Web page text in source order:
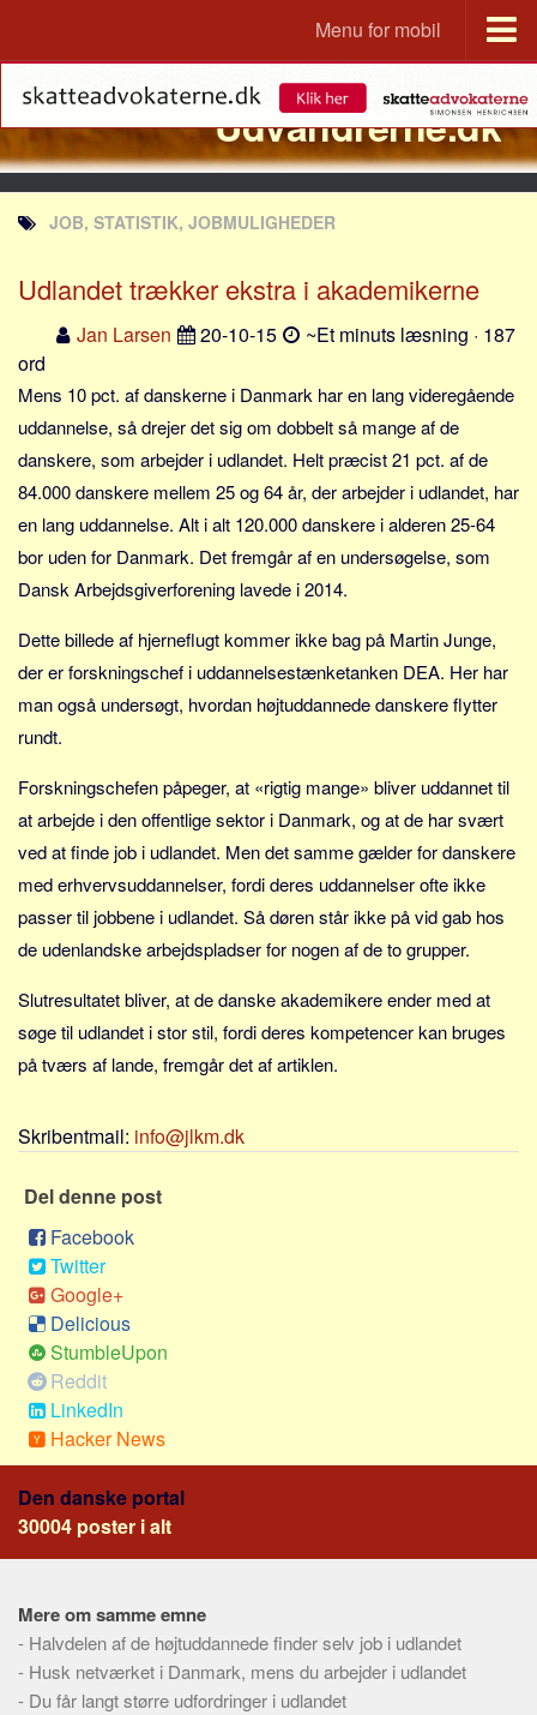
Menu for mobil
Portal
Udvandrerne.dk
Utvandrerne.no
Utvandrarna.se
Tyskland.dk
England.dk
JLKM.dk
Lande
Tyrkiet
Spanien
Sverige
Norge
Grækenland
USA
Nøgleord
Bolig
Job
Virksomhed
Pension og opsparing
Forbrug
Social sikring og sundhed
Alle
Aspekter
Køb og salg
Økonomi
Jura og regler
Skatter og afgifter
Statistik
Praktisk
Alle
Meta
Skribenter
Personer
Steder
Udvandrerne.dk
JOB, STATISTIK, JOBMULIGHEDER
Udlandet trækker ekstra i akademikerne
Jan Larsen 20-10-15
~Et minuts læsning · 187
ord
Mens 10 pct. af danskerne i Danmark har en lang videregående
uddannelse, så drejer det sig om dobbelt så mange af de
danskere, som arbejder i udlandet. Helt præcist 21 pct. af de
84.000 danskere mellem 25 og 64 år, der arbejder i udlandet, har
en lang uddannelse. Alt i alt 120.000 danskere i alderen 25-64
bor uden for Danmark. Det fremgår af en undersøgelse, som
Dansk Arbejdsgiverforening lavede i 2014.
Dette billede af hjerneflugt kommer ikke bag på Martin Junge,
der er forskningschef i uddannelsestænketanken DEA. Her har
man også undersøgt, hvordan højtuddannede danskere flytter
rundt.
Forskningschefen påpeger, at «rigtig mange» bliver uddannet til
at arbejde i den offentlige sektor i Danmark, og at de har svært
ved at finde job i udlandet. Men det samme gælder for danskere
med erhvervsuddannelser, fordi deres uddannelser ofte ikke
passer til jobbene i udlandet. Så døren står ikke på vid gab hos
de udenlandske arbejdspladser for nogen af de to grupper.
Slutresultatet bliver, at de danske akademikere ender med at
søge til udlandet i stor stil, fordi deres kompetencer kan bruges
på tværs af lande, fremgår det af artiklen.
Skribentmail: info@jlkm.dk
Del denne post
Facebook
Twitter
Google+
Delicious
StumbleUpon
Reddit
LinkedIn
Hacker News
Den danske portal
30004 poster i alt
Mere om samme emne
- Halvdelen af de højtuddannede finder selv job i udlandet
- Husk netværket i Danmark, mens du arbejder i udlandet
- Du får langt større udfordringer i udlandet